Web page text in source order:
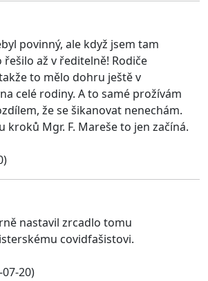
povinný, ale když jsem tam
až v ředitelně! Rodiče
to mělo dohru ještě v
celé rodiny. A to samé prožívám
že se šikanovat nenechám.
kroků Mgr. F. Mareše to jen začíná.
nastavil zrcadlo tomu
covidfašistovi.
20)